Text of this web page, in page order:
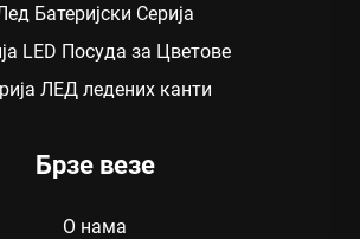
Батеријски Серија
LED Посуда за Цветове
ЛЕД ледених канти
Брзе везе
О нама